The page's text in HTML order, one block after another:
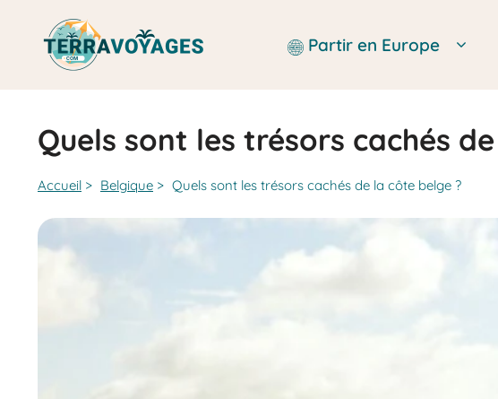
contenu
Partir en Europe
Quels sont les trésors cachés
Accueil > Belgique > Quels sont les trésors cachés de la côte belge ?